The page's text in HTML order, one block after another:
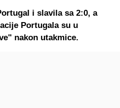
i slavila sa 2:0, a
Portugala su u
nakon utakmice.